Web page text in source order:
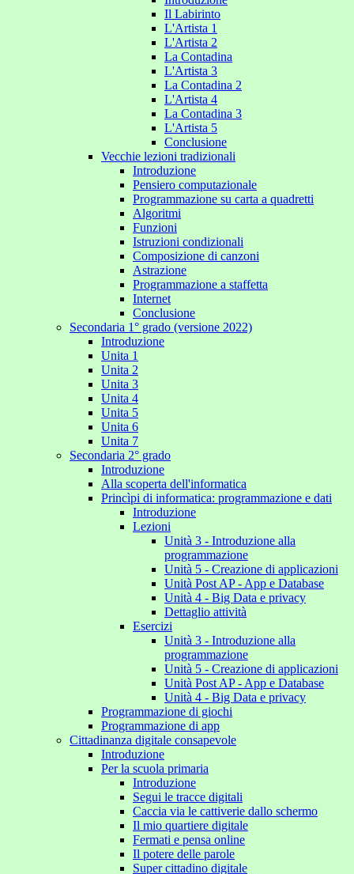
Il Labirinto
L'Artista 1
L'Artista 2
La Contadina
L'Artista 3
La Contadina 2
L'Artista 4
La Contadina 3
L'Artista 5
Conclusione
Vecchie lezioni tradizionali
Introduzione
Pensiero computazionale
Programmazione su carta a quadretti
Algoritmi
Funzioni
Istruzioni condizionali
Composizione di canzoni
Astrazione
Programmazione a staffetta
Internet
Conclusione
Secondaria 1° grado (versione 2022)
Introduzione
Unita 1
Unita 2
Unita 3
Unita 4
Unita 5
Unita 6
Unita 7
Secondaria 2° grado
Introduzione
Alla scoperta dell'informatica
Princìpi di informatica: programmazione e dati
Introduzione
Lezioni
Unità 3 - Introduzione alla
programmazione
Unità 5 - Creazione di applicazioni
Unità Post AP - App e Database
Unità 4 - Big Data e privacy
Dettaglio attività
Esercizi
Unità 3 - Introduzione alla
programmazione
Unità 5 - Creazione di applicazioni
Unità Post AP - App e Database
Unità 4 - Big Data e privacy
Programmazione di giochi
Programmazione di app
Cittadinanza digitale consapevole
Introduzione
Per la scuola primaria
Introduzione
Segui le tracce digitali
Caccia via le cattiverie dallo schermo
Il mio quartiere digitale
Fermati e pensa online
Il potere delle parole
Super cittadino digitale